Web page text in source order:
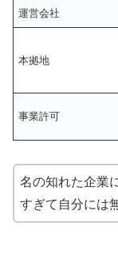
運営会社
本拠地
事業許可
名の知れた企業
すぎて自分には